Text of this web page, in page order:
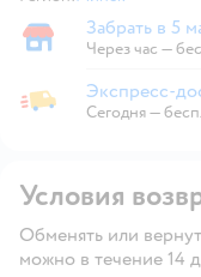
Выбор адреса
Забрать в магазине
Забрать в 5
Через час —
Экспресс-доставка из
Экспресс-
Сегодня—
Условия
Обменять или
можно в течение 14